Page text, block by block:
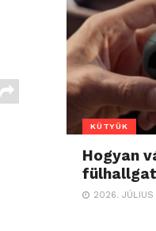
KÜTYÜK
Hogyan
2026. JÚLIUS